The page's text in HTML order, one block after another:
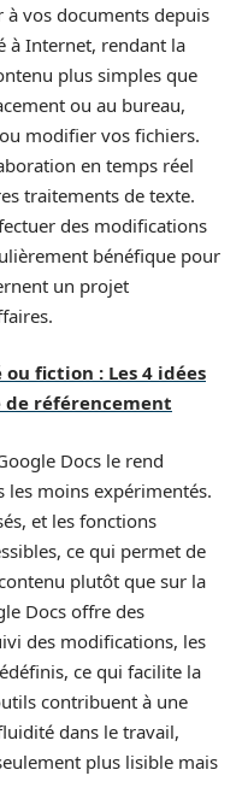
à vos documents depuis
à Internet, rendant la
plus simples que
ou au bureau,
modifier vos fichiers.
en temps réel
traitements de texte.
des modifications
bénéfique pour
un projet
ou fiction : Les 4 idées
de référencement
Docs le rend
les moins expérimentés.
et les fonctions
ce qui permet de
plutôt que sur la
Docs offre des
des modifications, les
ce qui facilite la
contribuent à une
dans le travail,
plus lisible mais